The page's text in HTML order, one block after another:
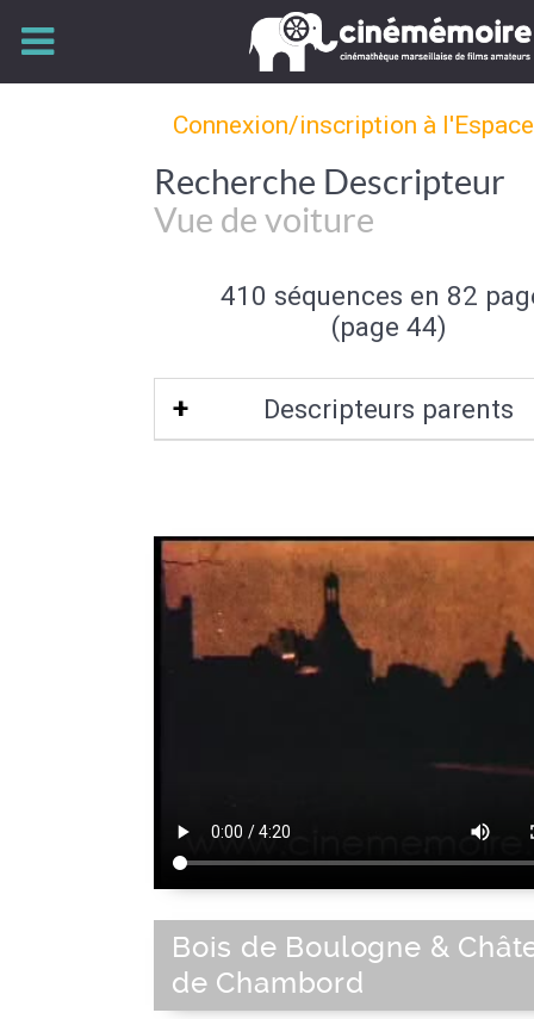
Connexion/inscription à
Recherche Descripteur
Vue de voiture
410 séquences en 82
(page 44)
Descripteurs parents
Bois de Boulogne &
de Chambord